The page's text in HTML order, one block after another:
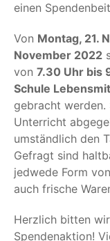
einen
Von Mon­tag, 21.
Novem­ber 2022
von 7.30 Uhr bis
Schu­le
ge­bracht wer­den.
Unter­richt
umständ­lich den
Gefragt sind
jed­we­de Form
auch fri­sche
Herz­lich bit­ten
Spen­den­ak­ti­on!